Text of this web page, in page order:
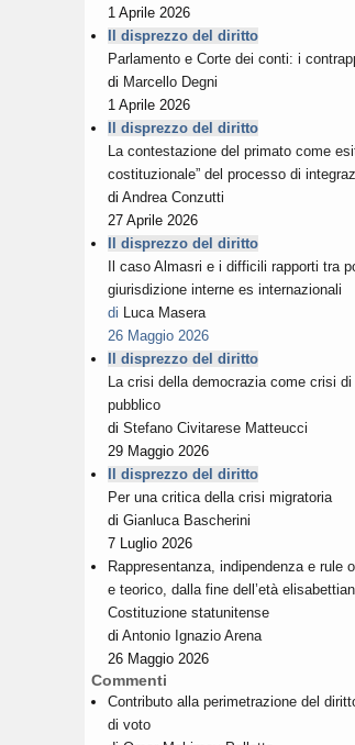
1 Aprile 2026
Il disprezzo del diritto
Parlamento e Corte dei conti: i
di Marcello Degni
1 Aprile 2026
Il disprezzo del diritto
La contestazione del primato come
costituzionale” del processo di
di Andrea Conzutti
27 Aprile 2026
Il disprezzo del diritto
Il caso Almasri e i difficili rapporti tra
giurisdizione interne es internazionali
di Luca Masera
26 Maggio 2026
Il disprezzo del diritto
La crisi della democrazia come crisi
pubblico
di Stefano Civitarese Matteucci
29 Maggio 2026
Il disprezzo del diritto
Per una critica della crisi migratoria
di Gianluca Bascherini
7 Luglio 2026
Rappresentanza, indipendenza e rule
e teorico, dalla fine dell’età
Costituzione statunitense
di Antonio Ignazio Arena
26 Maggio 2026
Commenti
Contributo alla perimetrazione del
di voto